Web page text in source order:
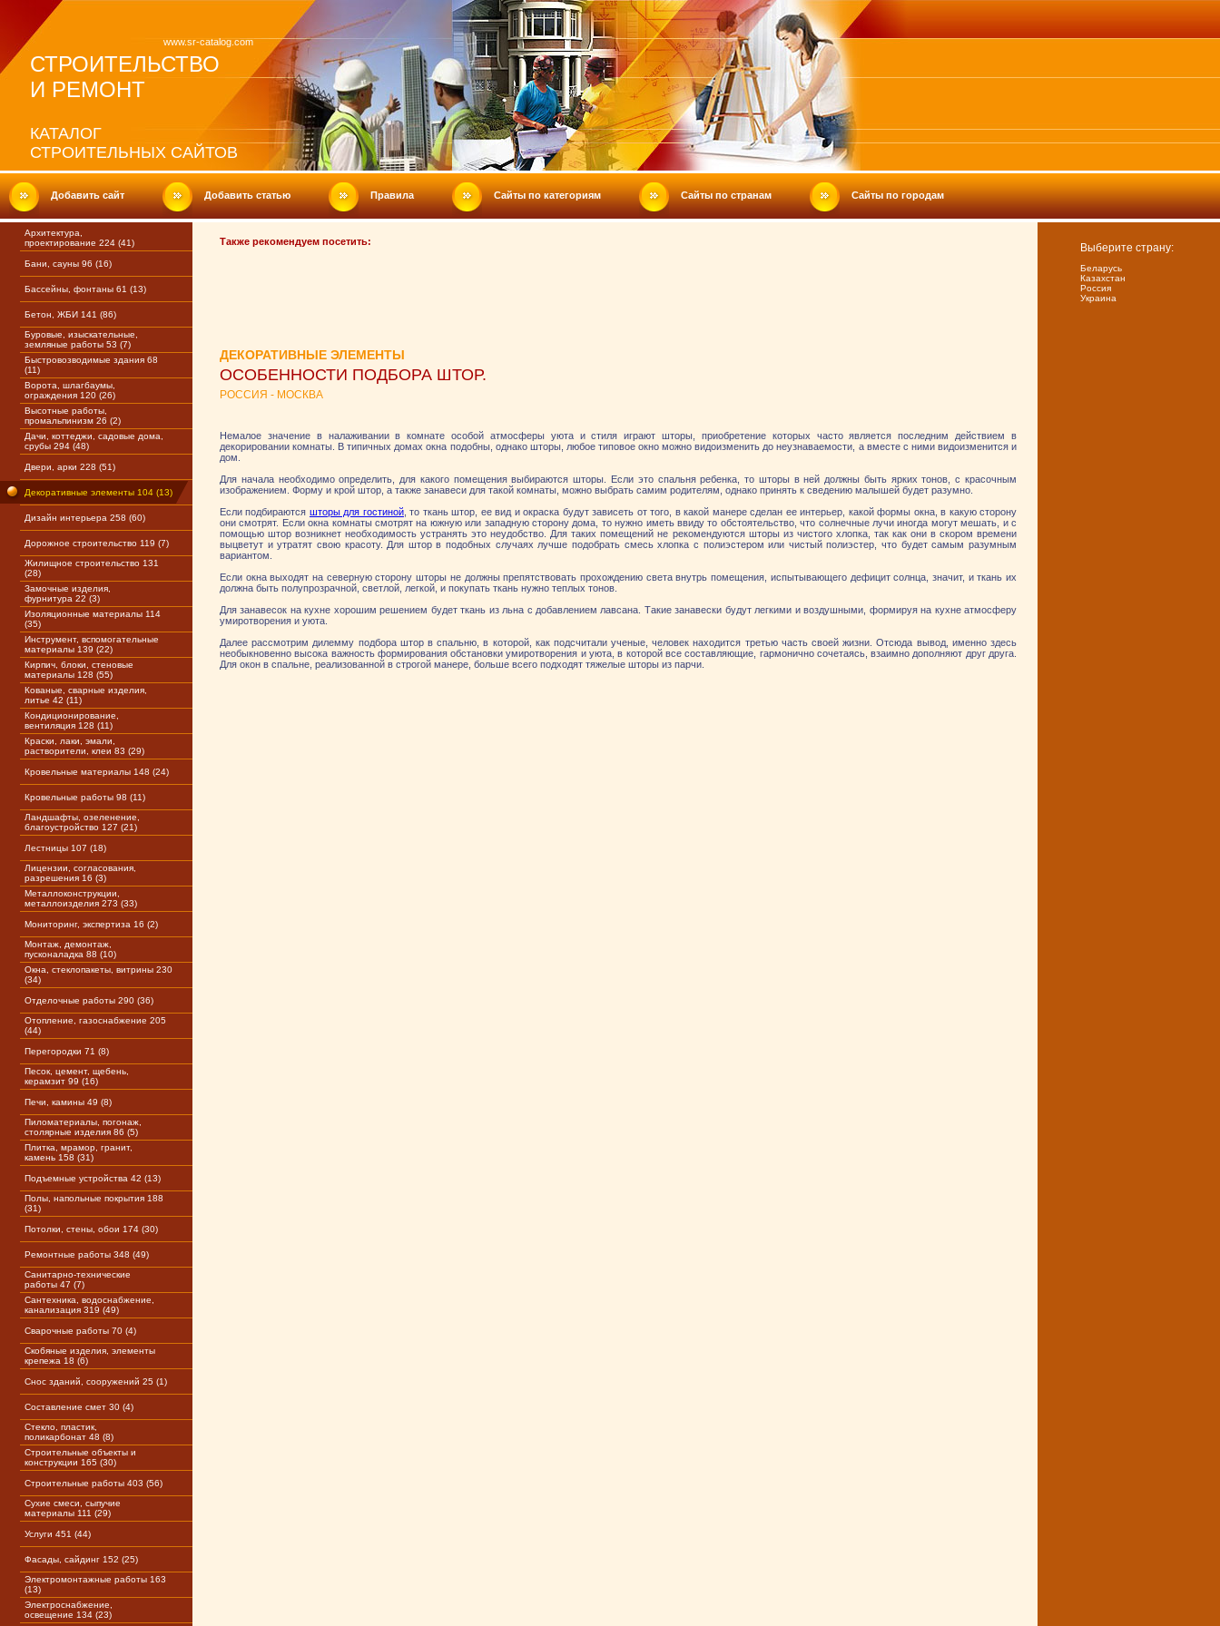
www.sr-catalog.com
СТРОИТЕЛЬСТВО
И РЕМОНТ
КАТАЛОГ
СТРОИТЕЛЬНЫХ САЙТОВ
Добавить сайт Добавить статью Правила Сайты по категориям Сайты по странам Сайты по городам
Архитектура,
проектирование 224 (41)
Бани, сауны 96 (16)
Бассейны, фонтаны 61 (13)
Бетон, ЖБИ 141 (86)
Буровые, изыскательные,
земляные работы 53 (7)
Быстровозводимые здания 68
(11)
Ворота, шлагбаумы,
ограждения 120 (26)
Высотные работы,
промальпинизм 26 (2)
Дачи, коттеджи, садовые дома,
срубы 294 (48)
Двери, арки 228 (51)
Декоративные элементы 104 (13)
Дизайн интерьера 258 (60)
Дорожное строительство 119 (7)
Жилищное строительство 131
(28)
Замочные изделия,
фурнитура 22 (3)
Изоляционные материалы 114
(35)
Инструмент, вспомогательные
материалы 139 (22)
Кирпич, блоки, стеновые
материалы 128 (55)
Кованые, сварные изделия,
литье 42 (11)
Кондиционирование,
вентиляция 128 (11)
Краски, лаки, эмали,
растворители, клеи 83 (29)
Кровельные материалы 148 (24)
Кровельные работы 98 (11)
Ландшафты, озеленение,
благоустройство 127 (21)
Лестницы 107 (18)
Лицензии, согласования,
разрешения 16 (3)
Металлоконструкции,
металлоизделия 273 (33)
Мониторинг, экспертиза 16 (2)
Монтаж, демонтаж,
пусконаладка 88 (10)
Окна, стеклопакеты, витрины 230
(34)
Отделочные работы 290 (36)
Отопление, газоснабжение 205
(44)
Перегородки 71 (8)
Песок, цемент, щебень,
керамзит 99 (16)
Печи, камины 49 (8)
Пиломатериалы, погонаж,
столярные изделия 86 (5)
Плитка, мрамор, гранит,
камень 158 (31)
Подъемные устройства 42 (13)
Полы, напольные покрытия 188
(31)
Потолки, стены, обои 174 (30)
Ремонтные работы 348 (49)
Санитарно-технические
работы 47 (7)
Сантехника, водоснабжение,
канализация 319 (49)
Сварочные работы 70 (4)
Скобяные изделия, элементы
крепежа 18 (6)
Снос зданий, сооружений 25 (1)
Составление смет 30 (4)
Стекло, пластик,
поликарбонат 48 (8)
Строительные объекты и
конструкции 165 (30)
Строительные работы 403 (56)
Сухие смеси, сыпучие
материалы 111 (29)
Услуги 451 (44)
Фасады, сайдинг 152 (25)
Электромонтажные работы 163
(13)
Электроснабжение,
освещение 134 (23)
Также рекомендуем посетить:
ДЕКОРАТИВНЫЕ ЭЛЕМЕНТЫ
ОСОБЕННОСТИ ПОДБОРА ШТОР.
РОССИЯ - МОСКВА
Немалое значение в налаживании в комнате особой атмосферы уюта и стиля играют шторы, приобретение которых часто является последним действием в
декорировании комнаты. В типичных домах окна подобны, однако шторы, любое типовое окно можно видоизменить до неузнаваемости, а вместе с ними видоизменится и
дом.
Для начала необходимо определить, для какого помещения выбираются шторы. Если это спальня ребенка, то шторы в ней должны быть ярких тонов, с красочным
изображением. Форму и крой штор, а также занавеси для такой комнаты, можно выбрать самим родителям, однако принять к сведению малышей будет разумно.
Если подбираются шторы для гостиной, то ткань штор, ее вид и окраска будут зависеть от того, в какой манере сделан ее интерьер, какой формы окна, в какую сторону
они смотрят. Если окна комнаты смотрят на южную или западную сторону дома, то нужно иметь ввиду то обстоятельство, что солнечные лучи иногда могут мешать, и с
помощью штор возникнет необходимость устранять это неудобство. Для таких помещений не рекомендуются шторы из чистого хлопка, так как они в скором времени
выцветут и утратят свою красоту. Для штор в подобных случаях лучше подобрать смесь хлопка с полиэстером или чистый полиэстер, что будет самым разумным
вариантом.
Если окна выходят на северную сторону шторы не должны препятствовать прохождению света внутрь помещения, испытывающего дефицит солнца, значит, и ткань их
должна быть полупрозрачной, светлой, легкой, и покупать ткань нужно теплых тонов.
Для занавесок на кухне хорошим решением будет ткань из льна с добавлением лавсана. Такие занавески будут легкими и воздушными, формируя на кухне атмосферу
умиротворения и уюта.
Далее рассмотрим дилемму подбора штор в спальню, в которой, как подсчитали ученые, человек находится третью часть своей жизни. Отсюда вывод, именно здесь
необыкновенно высока важность формирования обстановки умиротворения и уюта, в которой все составляющие, гармонично сочетаясь, взаимно дополняют друг друга.
Для окон в спальне, реализованной в строгой манере, больше всего подходят тяжелые шторы из парчи.
Выберите страну:
Беларусь
Казахстан
Россия
Украина